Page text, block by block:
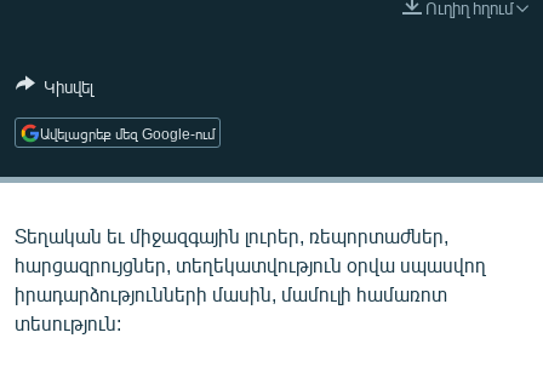
ՄԵԿՆԱԲԱՆՈՒԹՅՈՒՆ
ԿՈՐՈՆԱՎԻՐՈՒՍ
ԱՐԽԻՎ
ՏԵՍԱՆՅՈՒԹԵՐ
Ուղիղ հղում
Կիսվել
Ավելացրեք մեզ Google-ում
Տեղական եւ միջազգային լուրեր, ռեպորտաժներ,
հարցազրույցներ, տեղեկատվություն օրվա սպասվող
իրադարձությունների մասին, մամուլի համառոտ
տեսություն: